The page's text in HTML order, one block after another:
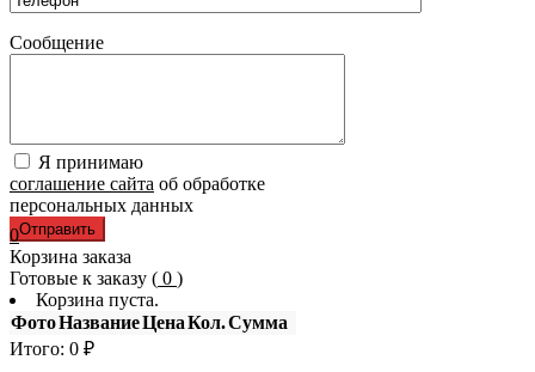
Сообщение
Я принимаю
соглашение сайта об обработке
персональных данных
0
Корзина заказа
Готовые к заказу ( 0 )
Корзина пуста.
ФотоНазваниеЦенаКол.Сумма
Итого: 0 ₽